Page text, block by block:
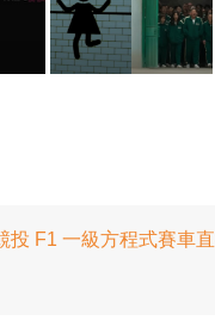
投 F1 一級方程式賽車